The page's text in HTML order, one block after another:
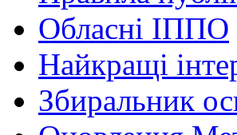
Обласні ІППО
Найкращі
Збиральник